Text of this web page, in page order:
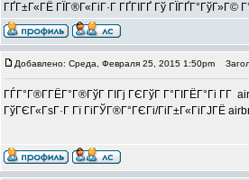
ГҐГ±Г«ГЁ ГЇГ®Г«ГіГ·Г ГҐГІГҐ Гў ГЇГҐГ°ГўГ»Г©
Добавлено: Среда, Февраля 25, 2015 1:50pm
ГЃГ°Г®Г­ГЁГ°Г®ГўГ ГІГј ГЄГўГ Г°ГІГЁГ°Гі Г­Г
ГўГЄГ«ГѕГ·Г Гї ГіГЎГ®Г°ГЄГі/ГіГ±Г«ГіГЈГЁ